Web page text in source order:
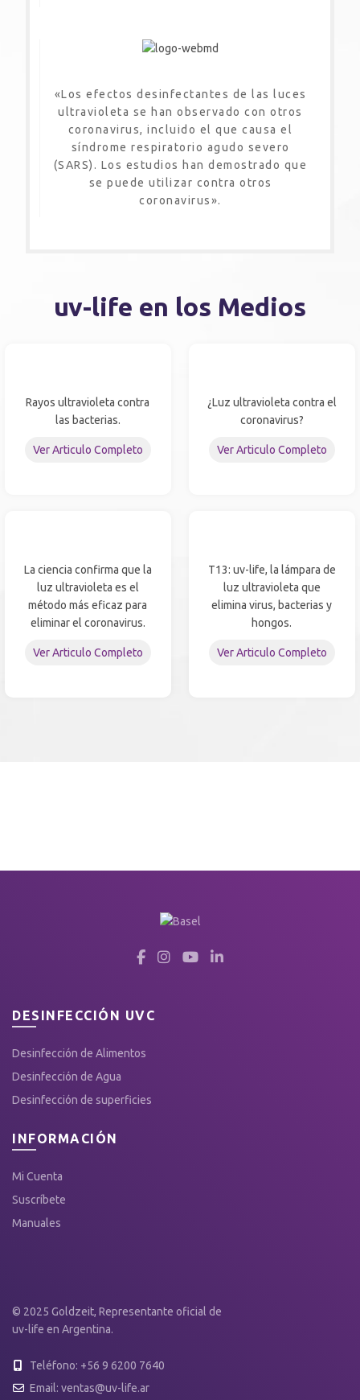
«Los efectos desinfectantes de las luces
ultravioleta se han observado con otros
coronavirus, incluido el que causa el
síndrome respiratorio agudo severo
(SARS). Los estudios han demostrado que
se puede utilizar contra otros
coronavirus».
uv-life en los Medios
Rayos ultravioleta contra
las bacterias.
Ver Articulo Completo
¿Luz ultravioleta contra el
coronavirus?
Ver Articulo Completo
La ciencia confirma que la
luz ultravioleta es el
método más eficaz para
eliminar el coronavirus.
Ver Articulo Completo
T13: uv-life, la lámpara de
luz ultravioleta que
elimina virus, bacterias y
hongos.
Ver Articulo Completo
DESINFECCIÓN UVC
Desinfección de Alimentos
Desinfección de Agua
Desinfección de superficies
INFORMACIÓN
Mi Cuenta
Suscríbete
Manuales
© 2025 Goldzeit, Representante oficial de
uv-life en Argentina.
Teléfono: +56 9 6200 7640
Email: ventas@uv-life.ar